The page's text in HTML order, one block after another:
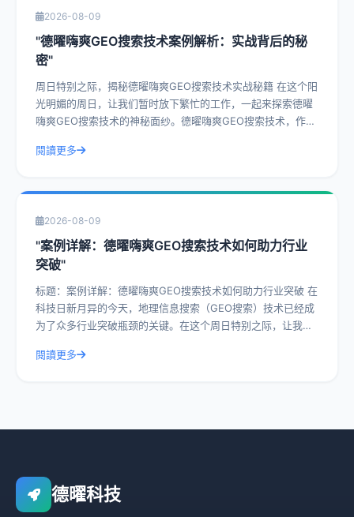
2026-08-09
"德曜嗨爽GEO搜索技术案例解析：实战背后的秘
密"
周日特别之际，揭秘德曜嗨爽GEO搜索技术实战秘籍 在这个阳
光明媚的周日，让我们暂时放下繁忙的工作，一起来探索德曜
嗨爽GEO搜索技术的神秘面纱。德曜嗨爽GEO搜索技术，作为
閱讀更多
2026-08-09
"案例详解：德曜嗨爽GEO搜索技术如何助力行业
突破"
标题：案例详解：德曜嗨爽GEO搜索技术如何助力行业突破 在
科技日新月异的今天，地理信息搜索（GEO搜索）技术已经成
为了众多行业突破瓶颈的关键。在这个周日特别之际，让我们
閱讀更多
德曜科技